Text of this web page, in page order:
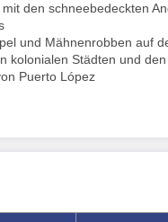
den schneebedeckten
und Mähnenrobben auf
kolonialen Städten und
Puerto López